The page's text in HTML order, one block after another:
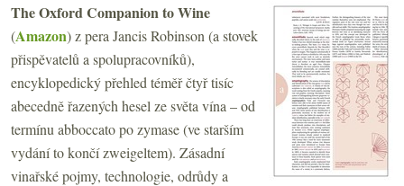
The Oxford Companion to Wine
(Amazon) z pera Jancis Robinson (a stovek
přispěvatelů a spolupracovníků),
encyklopedický přehled téměř čtyř tisíc
abecedně řazených hesel ze světa vína – od
termínu abboccato po zymase (ve starším
vydání to končí zweigeltem). Zásadní
vinařské pojmy, technologie, odrůdy a